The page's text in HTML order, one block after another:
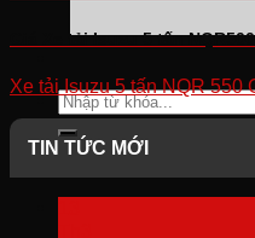
Tìm
kiếm:
Giá Xe tải Isuzu 5 tấn
Xe tải Isuzu 5 tấn NQR 550
TIN TỨC MỚI